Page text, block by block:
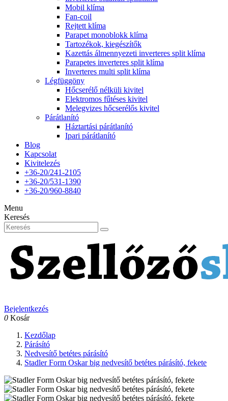
Mobil klíma
Fan-coil
Rejtett klíma
Parapet monoblokk klíma
Tartozékok, kiegészítők
Kazettás álmennyezeti inverteres split klíma
Parapetes inverteres split klíma
Inverteres multi split klíma
Légfüggöny
Hőcserélő nélküli kivitel
Elektromos fűtéses kivitel
Melegvizes hőcserélős kivitel
Párátlanító
Háztartási párátlanító
Ipari párátlanító
Blog
Kapcsolat
Kivitelezés
+36-20/241-2105
+36-20/531-1390
+36-20/960-8840
Menu
Keresés
Bejelentkezés
0 Kosár
Kezdőlap
Párásító
Nedvesítő betétes párásító
Stadler Form Oskar big nedvesítő betétes párásító, fekete